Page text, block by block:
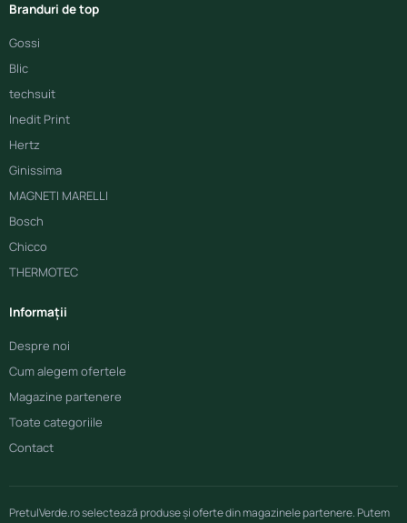
Branduri de top
Gossi
Blic
techsuit
Inedit Print
Hertz
Ginissima
MAGNETI MARELLI
Bosch
Chicco
THERMOTEC
Informații
Despre noi
Cum alegem ofertele
Magazine partenere
Toate categoriile
Contact
PretulVerde.ro selectează produse și oferte din magazinele partenere. Putem